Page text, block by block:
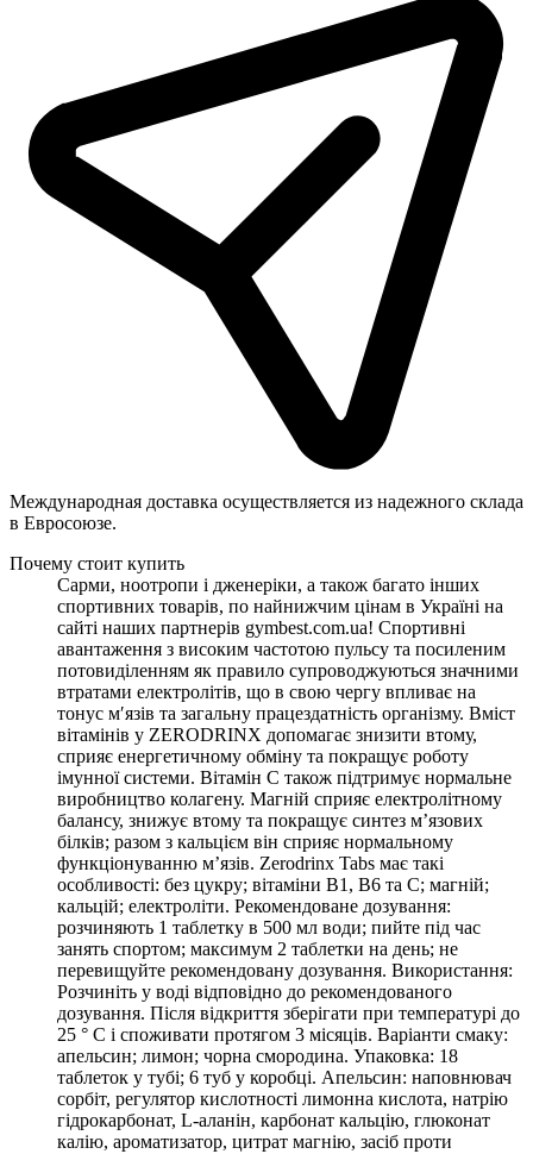
Международная доставка осуществляется из надежного склада
в Евросоюзе.
Почему стоит купить
Сарми, ноотропи і дженеріки, а також багато інших
спортивних товарів, по найнижчим цінам в Україні на
сайті наших партнерів gymbest.com.ua! Спортивні
авантаження з високим частотою пульсу та посиленим
потовиділенням як правило супроводжуються значними
втратами електролітів, що в свою чергу впливає на
тонус м′язів та загальну працездатність організму. Вміст
вітамінів у ZERODRINX допомагає знизити втому,
сприяє енергетичному обміну та покращує роботу
імунної системи. Вітамін С також підтримує нормальне
виробництво колагену. Магній сприяє електролітному
балансу, знижує втому та покращує синтез м’язових
білків; разом з кальцієм він сприяє нормальному
функціонуванню м’язів. Zerodrinx Tabs має такі
особливості: без цукру; вітаміни B1, B6 та C; магній;
кальцій; електроліти. Рекомендоване дозування:
розчиняють 1 таблетку в 500 мл води; пийте під час
занять спортом; максимум 2 таблетки на день; не
перевищуйте рекомендовану дозування. Використання:
Розчиніть у воді відповідно до рекомендованого
дозування. Після відкриття зберігати при температурі до
25 ° C і споживати протягом 3 місяців. Варіанти смаку:
апельсин; лимон; чорна смородина. Упаковка: 18
таблеток у тубі; 6 туб у коробці. Апельсин: наповнювач
сорбіт, регулятор кислотності лимонна кислота, натрію
гідрокарбонат, L-аланін, карбонат кальцію, глюконат
калію, ароматизатор, цитрат магнію, засіб проти